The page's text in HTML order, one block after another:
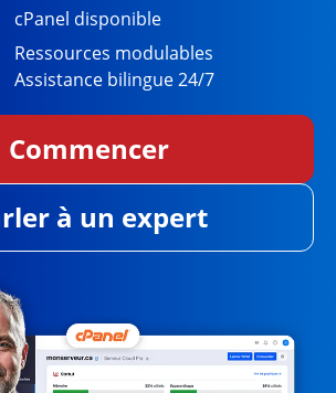
cPanel disponible
Ressources modulables
Assistance bilingue 24/7
Commencer
à un expert